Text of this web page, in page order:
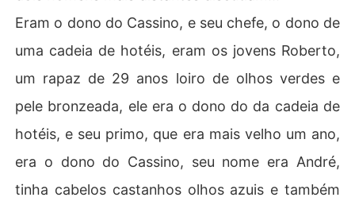
Eram o dono do Cassino, e seu chefe, o dono de
uma cadeia de hotéis, eram os jovens Roberto,
um rapaz de 29 anos loiro de olhos verdes e
pele bronzeada, ele era o dono do da cadeia de
hotéis, e seu primo, que era mais velho um ano,
era o dono do Cassino, seu nome era André,
tinha cabelos castanhos olhos azuis e também